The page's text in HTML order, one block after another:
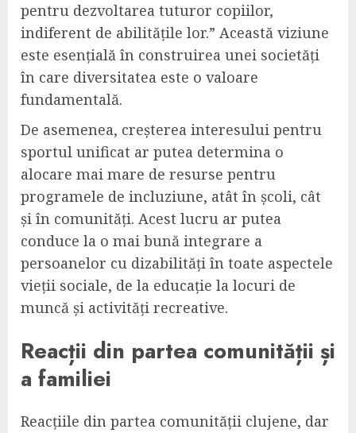
pentru dezvoltarea tuturor copiilor,
indiferent de abilitățile lor.” Această viziune
este esențială în construirea unei societăți
în care diversitatea este o valoare
fundamentală.
De asemenea, creșterea interesului pentru
sportul unificat ar putea determina o
alocare mai mare de resurse pentru
programele de incluziune, atât în școli, cât
și în comunități. Acest lucru ar putea
conduce la o mai bună integrare a
persoanelor cu dizabilități în toate aspectele
vieții sociale, de la educație la locuri de
muncă și activități recreative.
Reacții din partea comunității și
a familiei
Reacțiile din partea comunității clujene, dar